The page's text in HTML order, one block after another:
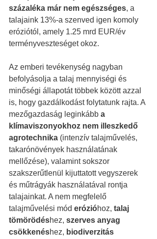
százaléka már nem egészséges, a
talajaink 13%-a szenved igen komoly
eróziótól, amely 1.25 mrd EUR/év
terményveszteséget okoz.
Az emberi tevékenység nagyban
befolyásolja a talaj mennyiségi és
minőségi állapotát többek között azzal
is, hogy gazdálkodást folytatunk rajta. A
mezőgazdaság leginkább a
klímaviszonyokhoz nem illeszkedő
agrotechnika (intenzív talajművelés,
takarónövények használatának
mellőzése), valamint sokszor
szakszerűtlenül kijuttatott vegyszerek
és műtrágyák használatával rontja
talajainkat. A nem megfelelő
talajművelési mód erózióhoz, talaj
tömörödéshez, szerves anyag
csökkenéshez, biodiverzitás